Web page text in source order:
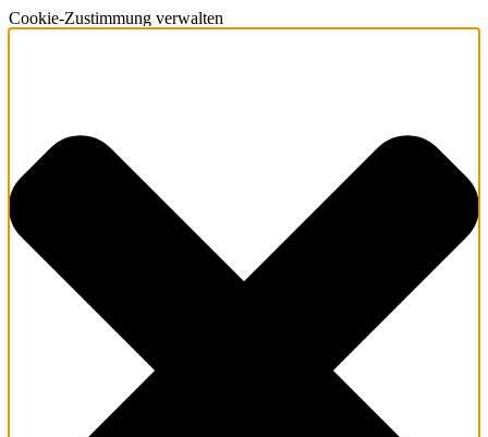
Cookie-Zustimmung verwalten